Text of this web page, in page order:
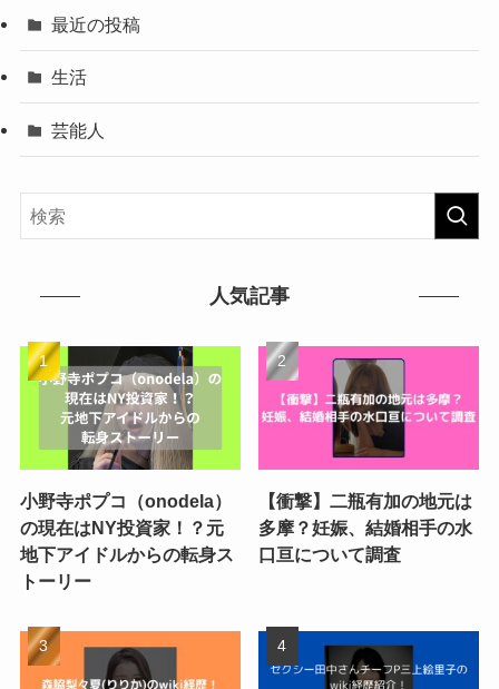
最近の投稿
生活
芸能人
人気記事
小野寺ポプコ（onodela）
の現在はNY投資家！？元
地下アイドルからの転身ス
トーリー
【衝撃】二瓶有加の地元は
多摩？妊娠、結婚相手の水
口亘について調査